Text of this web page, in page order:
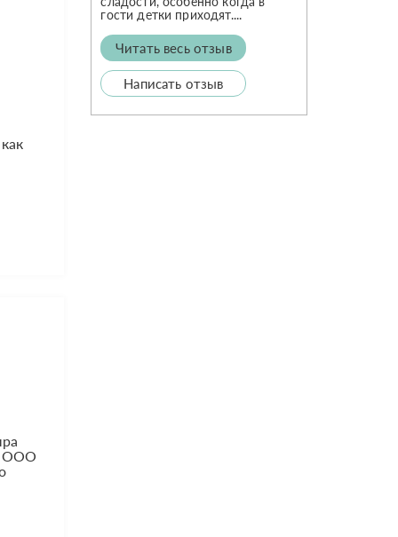
ООО
гости детки приходят....
Читать весь отзыв
Написать отзыв